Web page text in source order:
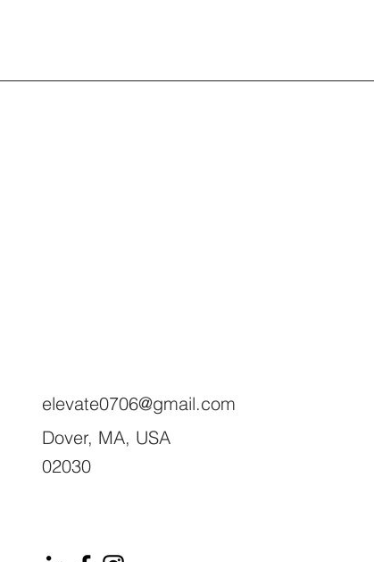
elevate0706@gmail.com
Dover, MA, USA
02030